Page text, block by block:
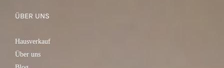
ÜBER UNS
Hausverkauf
Über uns